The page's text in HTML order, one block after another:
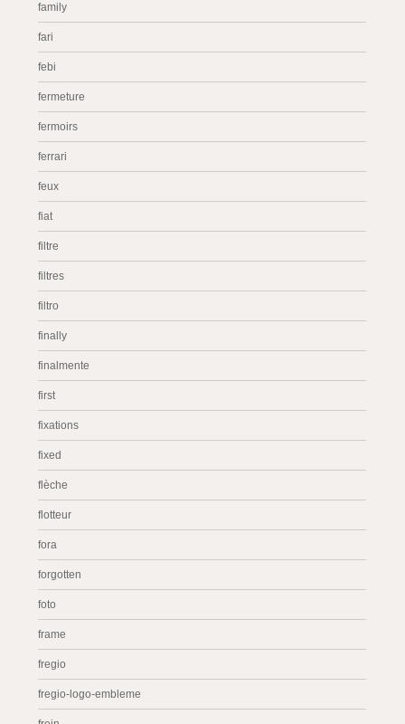
family
fari
febi
fermeture
fermoirs
ferrari
feux
fiat
filtre
filtres
filtro
finally
finalmente
first
fixations
fixed
flèche
flotteur
fora
forgotten
foto
frame
fregio
fregio-logo-embleme